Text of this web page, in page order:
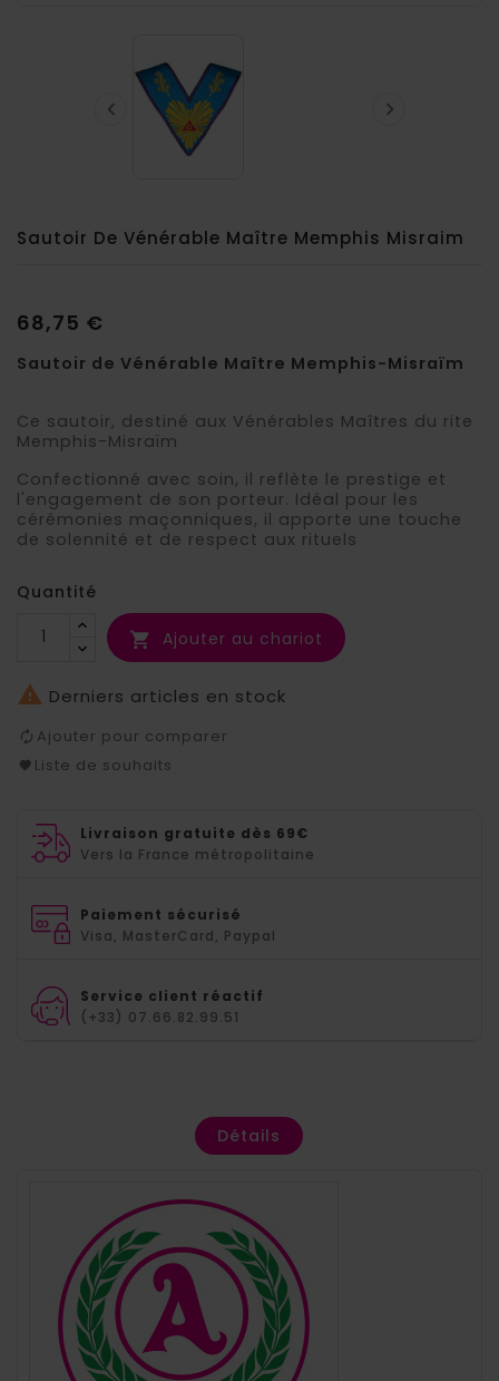
 
Sautoir De Vénérable Maître Memphis Misraim
68,75 €
Sautoir de Vénérable Maître Memphis-Misraïm
Ce sautoir, destiné aux Vénérables Maîtres du rite
Memphis-Misraïm
Confectionné avec soin, il reflète le prestige et
l'engagement de son porteur. Idéal pour les
cérémonies maçonniques, il apporte une touche
de solennité et de respect aux rituels
Quantité
 Ajouter au chariot
 Derniers articles en stock
Ajouter pour comparer
Liste de souhaits
Livraison gratuite dès 69€
Vers la France métropolitaine
Paiement sécurisé
Visa, MasterCard, Paypal
Service client réactif
(+33) 07.66.82.99.51
Détails